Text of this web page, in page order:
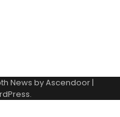
News byAscendoor|
.